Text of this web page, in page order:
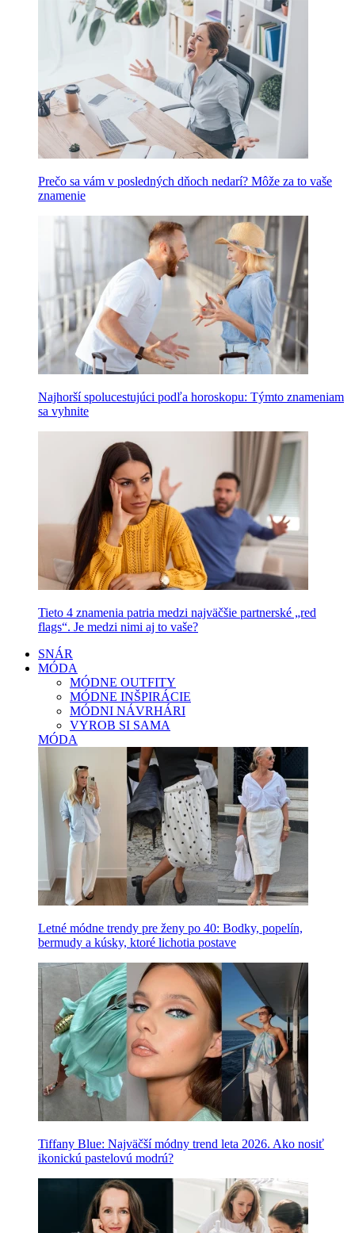
Prečo sa vám v posledných dňoch nedarí? Môže za to vaše
znamenie
Najhorší spolucestujúci podľa horoskopu: Týmto znameniam
sa vyhnite
Tieto 4 znamenia patria medzi najväčšie partnerské „red
flags“. Je medzi nimi aj to vaše?
SNÁR
MÓDA
MÓDNE OUTFITY
MÓDNE INŠPIRÁCIE
MÓDNI NÁVRHÁRI
VYROB SI SAMA
MÓDA
Letné módne trendy pre ženy po 40: Bodky, popelín,
bermudy a kúsky, ktoré lichotia postave
Tiffany Blue: Najväčší módny trend leta 2026. Ako nosiť
ikonickú pastelovú modrú?